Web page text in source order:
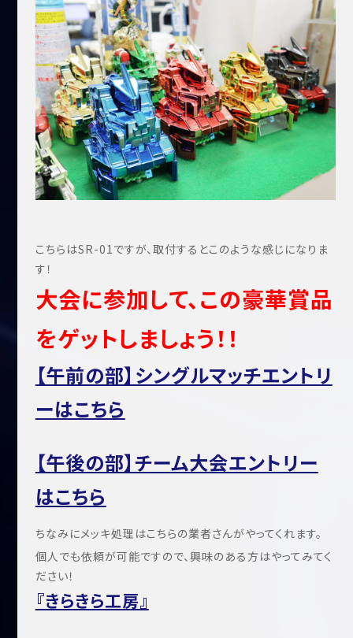
こちらはSR-01ですが、取付するとこのような感じになりま
す！
大会に参加して、この豪華賞品
をゲットしましょう！！
【午前の部】シングルマッチエントリ
ーはこちら
【午後の部】チーム大会エントリー
はこちら
ちなみにメッキ処理はこちらの業者さんがやってくれます。
個人でも依頼が可能ですので、興味のある方はやってみてく
ださい！
『きらきら工房』